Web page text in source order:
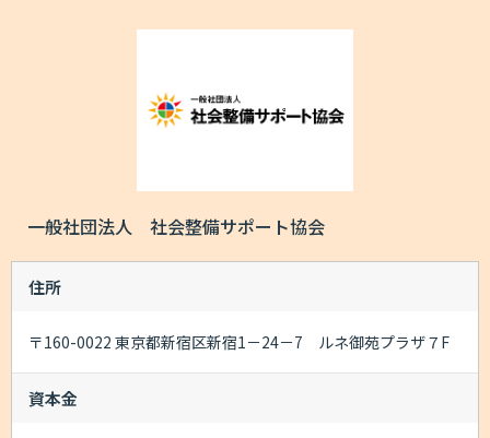
一般社団法人 社会整備サポート協会
住所
〒160-0022 東京都新宿区新宿1－24－7 ルネ御苑プラザ７F
資本金